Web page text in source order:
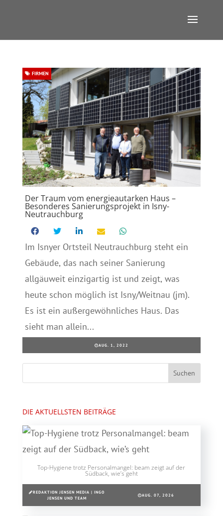
Der Traum vom energieautarken Haus –
Besonderes Sanierungsprojekt in Isny-
Neutrauchburg
FIRMEN
Im Isnyer Ortsteil Neutrauchburg steht ein
Gebäude, das nach seiner Sanierung
allgäuweit einzigartig ist und zeigt, was
heute schon möglich ist Isny/Weitnau (jm).
Es ist ein außergewöhnliches Haus. Das
sieht man allein...
AUG. 1, 2022
DIE AKTUELLSTEN BEITRÄGE
Top-Hygiene trotz Personalmangel: beam zeigt auf der
Südback, wie’s geht
REDAKTION JENSEN MEDIA | INGO
JENSEN UND TEAM
AUG. 07, 2026